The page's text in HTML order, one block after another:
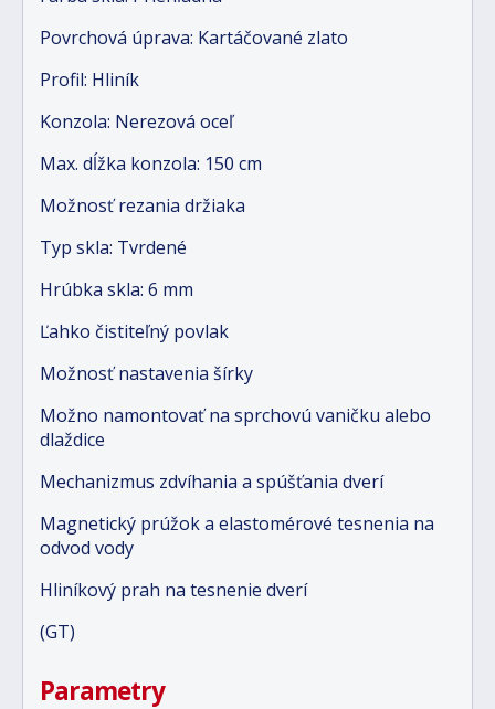
Povrchová úprava: Kartáčované zlato
Profil: Hliník
Konzola: Nerezová oceľ
Max. dĺžka konzola: 150 cm
Možnosť rezania držiaka
Typ skla: Tvrdené
Hrúbka skla: 6 mm
Ľahko čistiteľný povlak
Možnosť nastavenia šírky
Možno namontovať na sprchovú vaničku alebo
dlaždice
Mechanizmus zdvíhania a spúšťania dverí
Magnetický prúžok a elastomérové tesnenia na
odvod vody
Hliníkový prah na tesnenie dverí
(GT)
Parametry